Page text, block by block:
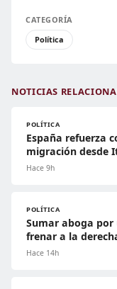
CATEGORÍA
Política
NOTICIAS
POLÍTICA
España refuerza
migración desde
Hace 9h
POLÍTICA
Sumar aboga
frenar a la
Hace 14h